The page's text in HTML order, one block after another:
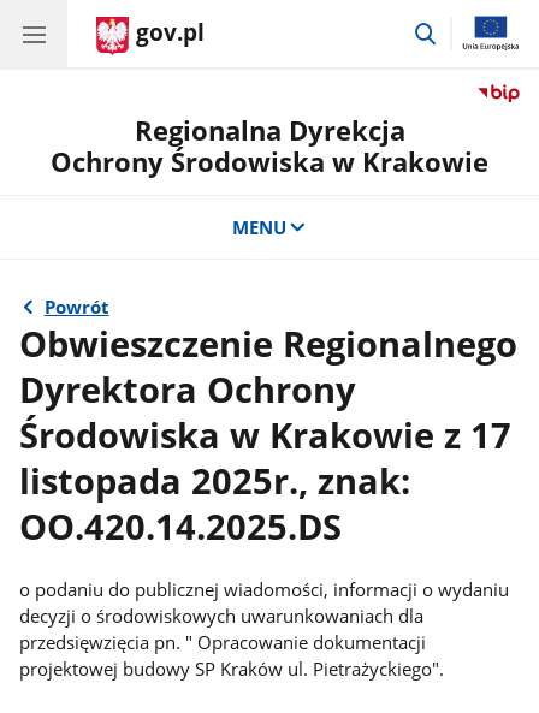
gov.pl
przejdź
Regionalna Dyrekcja
Ochrony Środowiska w Krakowie
MENU
Powrót
Obwieszczenie Regionalnego
Dyrektora Ochrony
Środowiska w Krakowie z 17
listopada 2025r., znak:
OO.420.14.2025.DS
o podaniu do publicznej wiadomości, informacji o wydaniu
decyzji o środowiskowych uwarunkowaniach dla
przedsięwzięcia pn. " Opracowanie dokumentacji
projektowej budowy SP Kraków ul. Pietrażyckiego".